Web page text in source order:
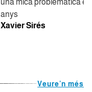
una mica problemàtica
anys
Xavier Sirés
Veure'n més